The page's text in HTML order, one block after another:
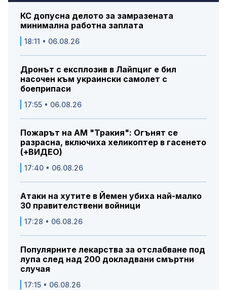
КС допусна делото за замразената
минимална работна заплата
18:11 • 06.08.26
Дронът с експлозив в Лайпциг е бил
насочен към украински самолет с
боеприпаси
17:55 • 06.08.26
Пожарът на АМ "Тракия": Огънят се
разрасна, включиха хеликоптер в гасенето
(+ВИДЕО)
17:40 • 06.08.26
Атаки на хутите в Йемен убиха най-малко
30 правителствени войници
17:28 • 06.08.26
Популярните лекарства за отслабване под
лупа след над 200 докладвани смъртни
случая
17:15 • 06.08.26